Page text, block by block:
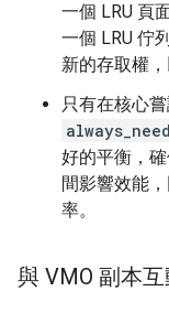
一個 LRU 頁
一個 LRU 佇
新的存取權
只有在核心
always_need
好的平衡，
間影響效能
率。
與 VMO 副本互